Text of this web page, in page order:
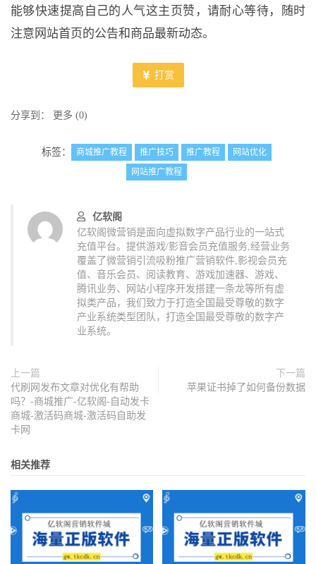
能够快速提高自己的人气这主页赞，请耐心等待，随时
注意网站首页的公告和商品最新动态。
打赏
分享到： 更多 (0)
标签： 商城推广教程 推广技巧 推广教程
网站优化
网站推广教程
亿软阁
亿软阁微营销是面向虚拟数字产品行业的一站式
充值平台。提供游戏/影音会员充值服务,经营业务
覆盖了微营销引流吸粉推广营销软件,影视会员充
值、音乐会员、阅读教育、游戏加速器、游戏、
腾讯业务、网站小程序开发搭建一条龙等所有虚
拟类产品，我们致力于打造全国最受尊敬的数字
产业系统类型团队，打造全国最受尊敬的数字产
业系统。
上一篇
代刷网发布文章对优化有帮助
吗？-商城推广-亿软阁-自动发卡
商城-激活码商城-激活码自助发
卡网
下一篇
苹果证书掉了如何备份数据
相关推荐